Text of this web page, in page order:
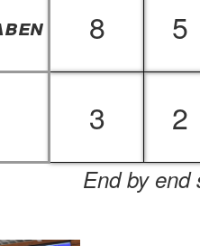
8 5
3 2
End by end